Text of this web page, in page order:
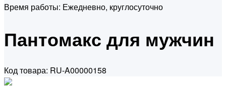
Время работы: Ежедневно, круглосуточно
Пантомакс для мужчин
Код товара: RU-A00000158